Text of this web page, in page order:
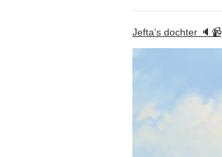
Jefta’s dochter 🔈📹